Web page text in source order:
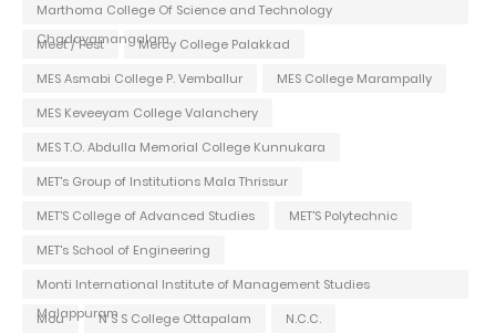
Marthoma College Of Science and Technology
Chadayamangalam
Meet / Fest
Mercy College Palakkad
MES Asmabi College P. Vemballur
MES College Marampally
MES Keveeyam College Valanchery
MES T.O. Abdulla Memorial College Kunnukara
MET's Group of Institutions Mala Thrissur
MET'S College of Advanced Studies
MET'S Polytechnic
MET's School of Engineering
Monti International Institute of Management Studies
Malappuram
Mou N S S College Ottapalam
N.C.C.